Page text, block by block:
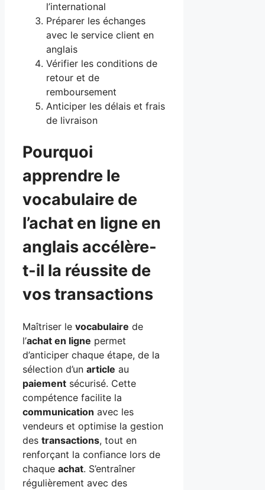
l’international
Préparer les échanges
avec le service client en
anglais
Vérifier les conditions de
retour et de
remboursement
Anticiper les délais et frais
de livraison
Pourquoi
apprendre le
vocabulaire de
l’achat en ligne en
anglais accélère-
t-il la réussite de
vos transactions
Maîtriser le vocabulaire de
l’achat en ligne permet
d’anticiper chaque étape, de la
sélection d’un article au
paiement sécurisé. Cette
compétence facilite la
communication avec les
vendeurs et optimise la gestion
des transactions, tout en
renforçant la confiance lors de
chaque achat. S’entraîner
régulièrement avec des